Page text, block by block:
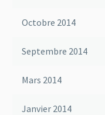
Octobre 2014
Septembre 2014
Mars 2014
Janvier 2014